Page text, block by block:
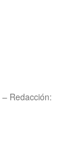
– Redacción: